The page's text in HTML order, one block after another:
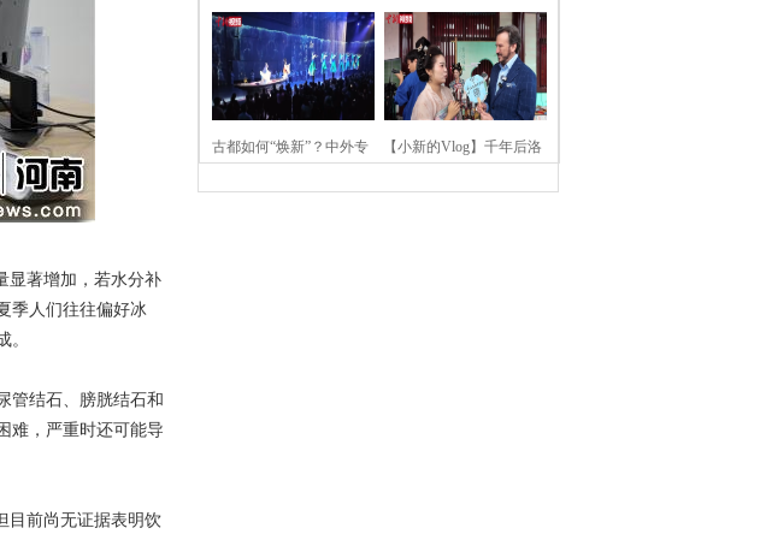
著增加，若水分补
季人们往往偏好冰
。
结石、膀胱结石和
难，严重时还可能导
前尚无证据表明饮
时节高粱红 会在河南开封举行
古都如何“焕新”？中外专 【小新的Vlog】千年后洛